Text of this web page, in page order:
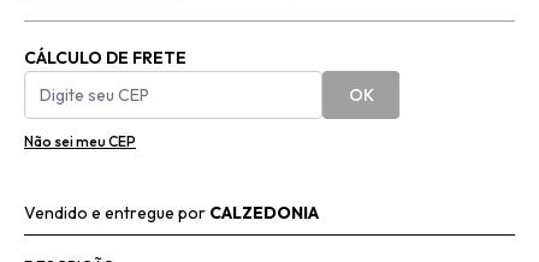
CÁLCULO DE FRETE
OK
Não sei meu CEP
Vendido e entregue por CALZEDONIA